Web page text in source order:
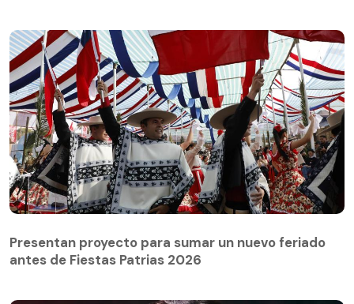
Presentan proyecto para sumar un nuevo feriado
antes de Fiestas Patrias 2026